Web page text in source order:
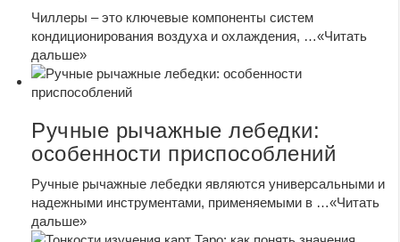
Чиллеры – это ключевые компоненты систем
кондиционирования воздуха и охлаждения, …«Читать
дальше»
Ручные рычажные лебедки:
особенности приспособлений
Ручные рычажные лебедки являются универсальными и
надежными инструментами, применяемыми в …«Читать
дальше»